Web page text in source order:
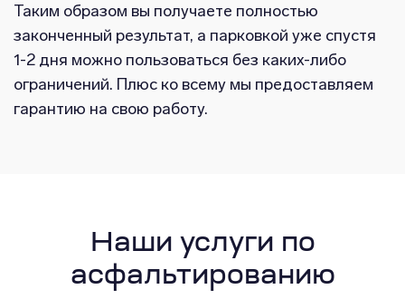
Таким образом вы получаете полностью
законченный результат, а парковкой уже спустя
1-2 дня можно пользоваться без каких-либо
ограничений. Плюс ко всему мы предоставляем
гарантию на свою работу.
Наши услуги по
асфальтированию